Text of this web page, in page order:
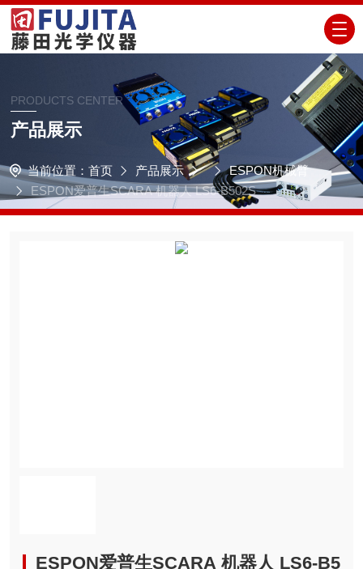
PRODUCTS CENTER
产品展示
当前位置： 首页 产品展示
ESPON机械臂
ESPON爱普生SCARA 机器人 LS6-B502S
ESPON爱普生SCARA 机器人 LS6-B5